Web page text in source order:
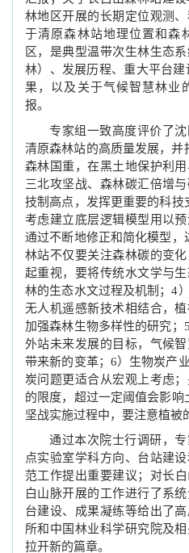
林地区开展的长期定位观测
于清原森林站地理位置和森
区，是典型温带次生林生态
林）、发展历程、重大平台
果，以及关于气候智慧林业
报。
专家组一致高度评价了
清原森林站的高质量发展，
森林国重，在黑土地保护利
三北攻坚战、森林碳汇倍增
技制高点，发挥更重要的科
考虑建立底层逻辑模型用以
通过不断地修正和简化模型
林站不仅要关注森林碳的变
起重视，要将传统水文学与
林的生态水文过程及机制；4
无人机遥感新技术相结合，
加强森林生物多样性的研究
外站未来发展的目标，气候
带来新的变革；6）生物炭产
炭问题更适合从宏观上考虑
的限度，超过一定阈值会影
坚战实施过程中，要注意植被
通过本次院士行调研，
点实验室学科方向、台站建
范工作提出重要建议；对长
白山脉开展的工作进行了系
台建设、成果凝练等给出了
所和中国林业科学研究院及
拉开新的篇章。